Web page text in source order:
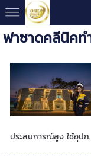
ฟาซาดคลีนิคท
ประสบการณ์สูง ใช้อุปก